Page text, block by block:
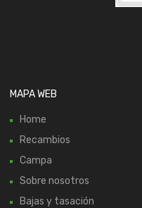
MAPA WEB
Home
Recambios
Campa
Sobre nosotros
Bajas y tasación